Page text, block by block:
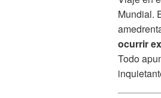
Mundial.
ocurrir
Todo